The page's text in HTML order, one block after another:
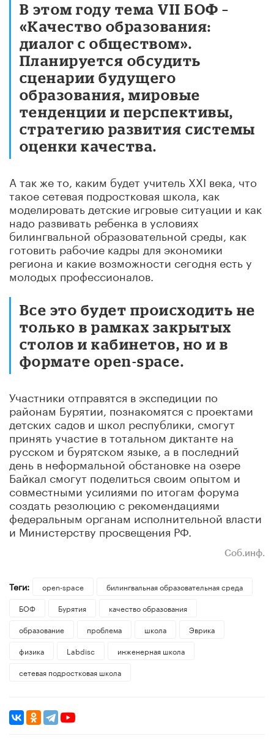
В этом году тема VII БОФ –
«Качество образования:
диалог с обществом».
Планируется обсудить
сценарии будущего
образования, мировые
тенденции и перспективы,
стратегию развития системы
оценки качества.
А так же то, каким будет учитель XXI века, что
такое сетевая подростковая школа, как
моделировать детские игровые ситуации и как
надо развивать ребенка в условиях
билингвальной образовательной среды, как
готовить рабочие кадры для экономики
региона и какие возможности сегодня есть у
молодых профессионалов.
Все это будет происходить не
только в рамках закрытых
столов и кабинетов, но и в
формате open-space.
Участники отправятся в экспедиции по
районам Бурятии, познакомятся с проектами
детских садов и школ республики, смогут
принять участие в тотальном диктанте на
русском и бурятском языке, а в последний
день в неформальной обстановке на озере
Байкал смогут поделиться своим опытом и
совместными усилиями по итогам форума
создать резолюцию с рекомендациями
федеральным органам исполнительной власти
и Министерству просвещения РФ.
Соб.инф.
Теги: open-space
билингвальная образовательная среда
БОФ
Бурятия
качество образования
образование
проблема школа
Эврика
физика
Labdisc
инженерная школа
сетевая подростковая школа